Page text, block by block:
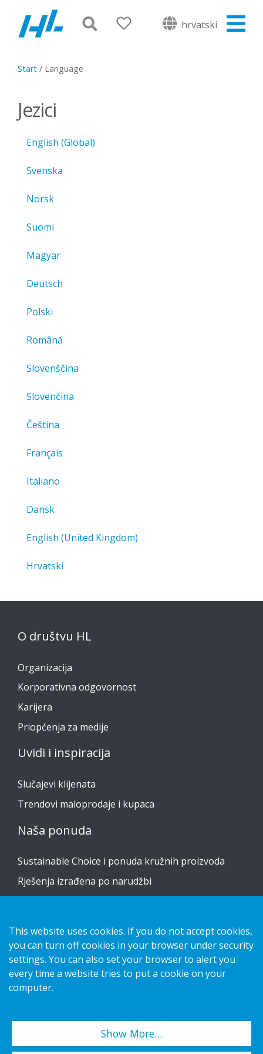
hrvatski
Start / Language
Jezici
English (Global)
Svenska
Norsk
Suomi
Magyar
Deutsch
Polski
Română
Slovenščina
Slovenčina
Čeština
Français
Italiano
Dansk
English (United Kingdom)
Hrvatski
O društvu HL
Organizacija
Korporativna odgovornost
Karijera
Priopćenja za medije
Uvidi i inspiracija
Slučajevi klijenata
Trendovi maloprodaje i kupaca
Naša ponuda
Sustainable Choice i ponuda kružnih proizvoda
Rješenja izrađena po narudžbi
Obratite nam se
obavijest o privatnosti
Kolačići
This website uses cookies. If you do not accept cookies,
you can turn off cookies in your browser under security
settings. You can also set your browser to alert you
every time a website tries to put a cookie on your
computer.
Show More…